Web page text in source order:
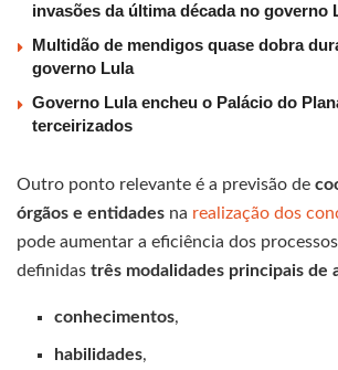
invasões da última década no governo
Multidão de mendigos quase dobra
governo Lula
Governo Lula encheu o Palácio do
terceirizados
Outro ponto relevante é a previsão de
órgãos e entidades na realização dos
pode aumentar a eficiência dos
definidas três modalidades principais de
conhecimentos,
habilidades,